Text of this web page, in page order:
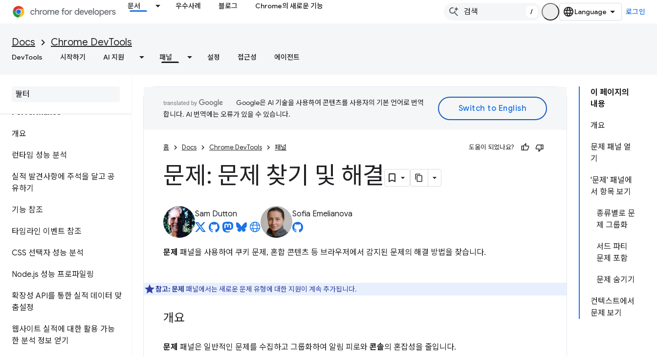
문서 우수사례 블로그 Chrome의 새로운 기능
/ 로그인
Docs Chrome DevTools
DevTools 시작하기 AI 지원 패널 설정 접근성 에이전트
개요
네트워크 활동 검사
기능 참조
Performance
개요
런타임 성능 분석
실적 발견사항에 주석을 달고 공
유하기
기능 참조
타임라인 이벤트 참조
CSS 선택자 성능 분석
Node.js 성능 프로파일링
확장성 API를 통한 실적 데이터 맞
춤설정
웹사이트 실적에 대한 활용 가능
한 분석 정보 얻기
이 페이지의
내용
개요
문제 패널 열
기
'문제' 패널에
서 항목 보기
종류별로 문
제 그룹화
서드 파티
문제 포함
문제 숨기기
컨텍스트에서
문제 보기
Google은 AI 기술을 사용하여 콘텐츠를 사용자의 기본 언어로 번역
합니다. AI 번역에는 오류가 있을 수 있습니다.
홈 Docs Chrome DevTools 패널 도움이 되었나요?
문제: 문제 찾기 및 해결
Sam Dutton Sofia Emelianova
문제 패널을 사용하여 쿠키 문제, 혼합 콘텐츠 등 브라우저에서 감지된 문제의 해결 방법을 찾습니다.
참고: 문제 패널에서는 새로운 문제 유형에 대한 지원이 계속 추가됩니다.
개요
문제 패널은 일반적인 문제를 수집하고 그룹화하여 알림 피로와 콘솔의 혼잡성을 줄입니다.